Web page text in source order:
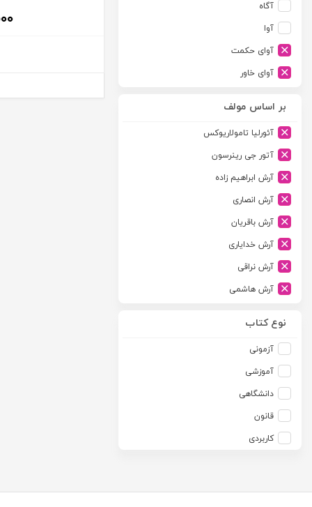
آگاه
آوا
آوای حکمت
آوای خاور
آیدین
ارجمند
ارسطو
ارشد
اسلامیه
اشکان
اطلاعات
امجد
امید انقلاب
بر اساس مولف
آئورلیا تامولاریوکس
آتور جی رینرسون
آرش ابراهیم زاده
آرش انصاری
آرش باقریان
آرش خدایاری
آرش نراقی
آرش هاشمی
آزاده صادقی
آزیتا قربانی رحیم
آلبرت ون دایسی
آلن ردفرن
آمنه باخدا
آنتونی آگوس
نوع کتاب
آزمونی
آموزشی
دانشگاهی
قانون
کاربردی